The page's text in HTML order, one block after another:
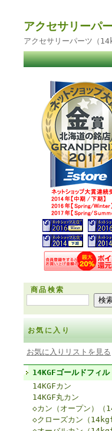
アクセサリーパ
アクセサリーパーツ（
商品検索
お気に入り
お気に入りリストを見る
14KGFゴールドフィル
14KGFカン
14KGF丸カン
◇カン（オープン）（
◇クローズカン（14kgf